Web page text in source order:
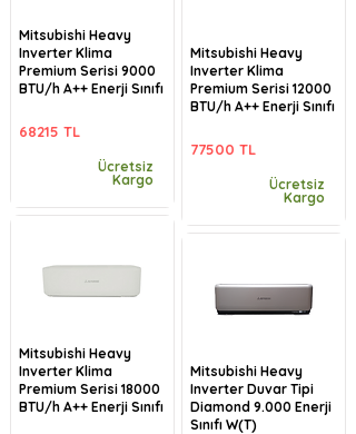
Mitsubishi Heavy
Inverter Klima
Premium Serisi 9000
BTU/h A++ Enerji Sınıfı
68215 TL
Ücretsiz
Kargo
Mitsubishi Heavy
Inverter Klima
Premium Serisi 18000
BTU/h A++ Enerji Sınıfı
Mitsubishi Heavy
Inverter Klima
Premium Serisi 12000
BTU/h A++ Enerji Sınıfı
77500 TL
Ücretsiz
Kargo
Mitsubishi Heavy
Inverter Duvar Tipi
Diamond 9.000 Enerji
Sınıfı W(T)